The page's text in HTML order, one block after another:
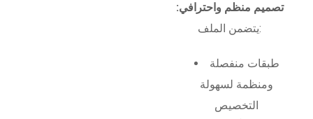
تصميم منظم واحترافي:
يتضمن الملف:
طبقات منفصلة
ومنظمة لسهولة
التخصيص